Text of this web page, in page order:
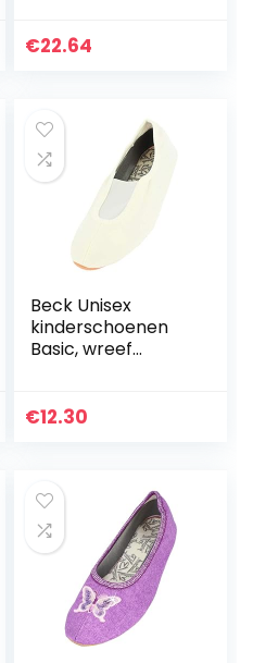
en voor kinderen
€22.64
Beck Unisex
kinderschoenen
Basic, wreef
€12.30